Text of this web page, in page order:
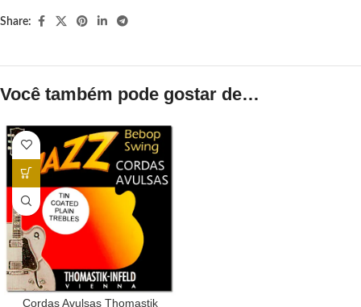
Share:
Você também pode gostar de…
Cordas Avulsas Thomastik